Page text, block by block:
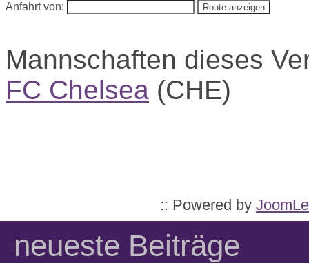
Anfahrt von:
Mannschaften dieses
FC Chelsea (CHE)
:: Powered by
neueste Beiträge